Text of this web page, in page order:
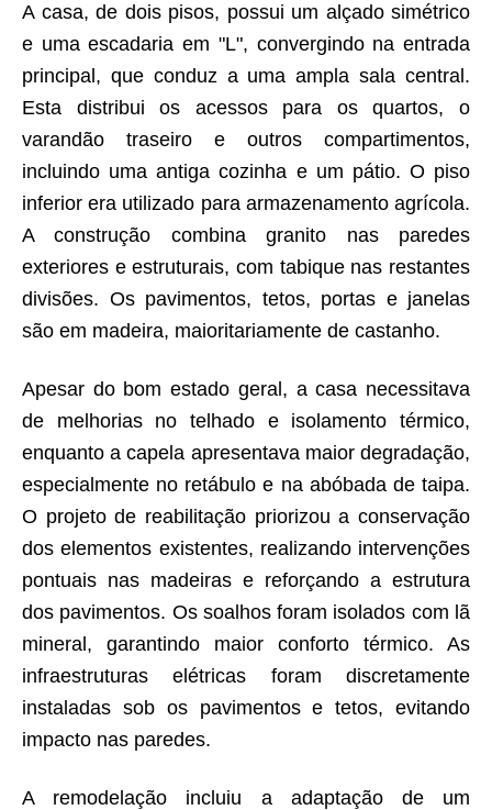
A casa, de dois pisos, possui um alçado simétrico
e uma escadaria em "L", convergindo na entrada
principal, que conduz a uma ampla sala central.
Esta distribui os acessos para os quartos, o
varandão traseiro e outros compartimentos,
incluindo uma antiga cozinha e um pátio. O piso
inferior era utilizado para armazenamento agrícola.
A construção combina granito nas paredes
exteriores e estruturais, com tabique nas restantes
divisões. Os pavimentos, tetos, portas e janelas
são em madeira, maioritariamente de castanho.
Apesar do bom estado geral, a casa necessitava
de melhorias no telhado e isolamento térmico,
enquanto a capela apresentava maior degradação,
especialmente no retábulo e na abóbada de taipa.
O projeto de reabilitação priorizou a conservação
dos elementos existentes, realizando intervenções
pontuais nas madeiras e reforçando a estrutura
dos pavimentos. Os soalhos foram isolados com lã
mineral, garantindo maior conforto térmico. As
infraestruturas elétricas foram discretamente
instaladas sob os pavimentos e tetos, evitando
impacto nas paredes.
A remodelação incluiu a adaptação de um